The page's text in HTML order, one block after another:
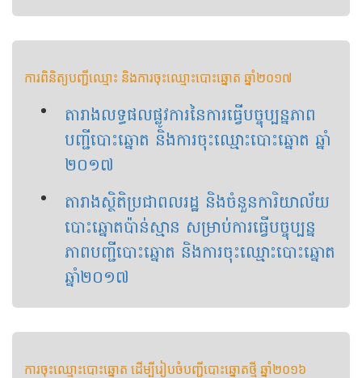
ការពិនិត្យបញ្ជីឈ្មោះ និងការចុះឈ្មោះបោះឆ្នោត ឆ្នាំ២០១៧
តារាងលទ្ធផលផ្លូវការ​នៃ​ការធ្វើបច្ចុប្បន្នភាព
បញ្ជីបោះឆ្នោត និង​ការចុះឈ្មោះបោះឆ្នោត ឆ្នាំ​
២០១៧
តារាង​ស្ថិតិ​ប្រជាពលរដ្ឋ​ និង​ចំនួន​ការិយាល័យ​
បោះឆ្នោត​ប៉ាន់ស្មាន សម្រាប់​ការ​ធ្វើ​បច្ចុប្បន្ន
ភាព​បញ្ជី​បោះឆ្នោត និង​ការ​ចុះ​ឈ្មោះ​បោះ​ឆ្នោត​
ឆ្នាំ​២០១៧
ការ​ចុះ​ឈ្មោះបោះឆ្នោត​​​ ដើម្បីរៀបចំបញ្ជី​បោះឆ្នោត​ថ្មី ឆ្នាំ​២០១៦